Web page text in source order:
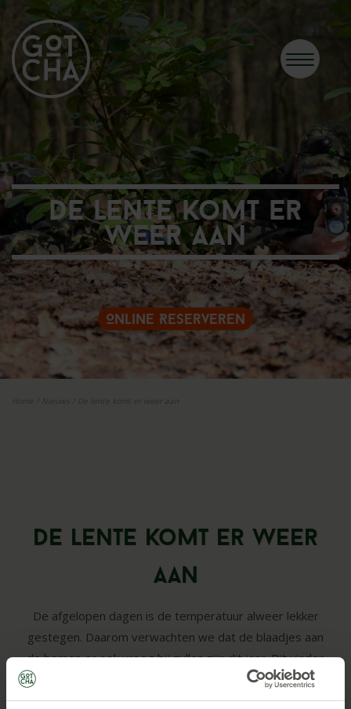
De lente komt er
weer aan
Online Reserveren
De lente komt er weer
aan
De afgelopen dagen is de temperatuur alweer lekker
gestegen. Daarom verwachten we dat de blaadjes aan
de bomen er ook vroeg bij zullen zijn dit jaar. Dit vinden
onze spelers natuurlijk erg fijn, je kunt je dan nog beter
verstoppen tijdens het lasergamen buiten in het bos.